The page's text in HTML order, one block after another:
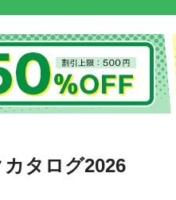
タログ2026